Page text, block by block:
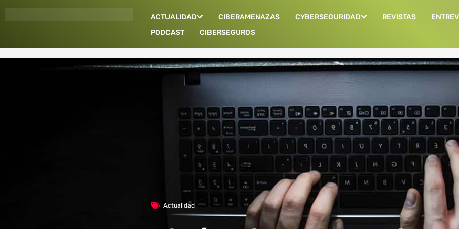
ACTUALIDAD CIBERAMENAZAS CYBERSEGURIDAD REVISTAS
PODCAST
CIBERSEGUROS
Actualidad